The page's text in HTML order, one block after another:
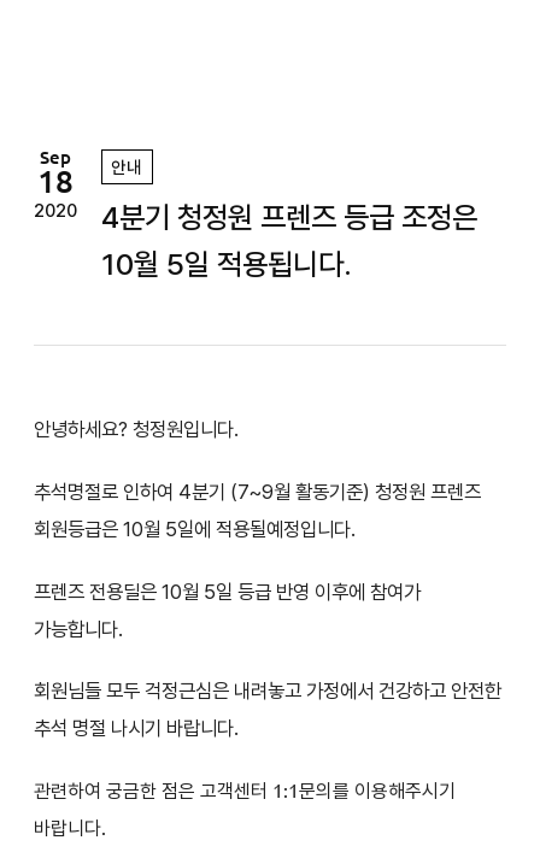
Sep
18
2020
안내
4분기 청정원 프렌즈 등급 조정은
10월 5일 적용됩니다.
안녕하세요? 청정원입니다.
추석명절로 인하여 4분기 (7~9월 활동기준) 청정원 프렌즈
회원등급은 10월 5일에 적용될예정입니다.
프렌즈 전용딜은 10월 5일 등급 반영 이후에 참여가
가능합니다.
회원님들 모두 걱정근심은 내려놓고 가정에서 건강하고 안전한
추석 명절 나시기 바랍니다.
관련하여 궁금한 점은 고객센터 1:1문의를 이용해주시기
바랍니다.